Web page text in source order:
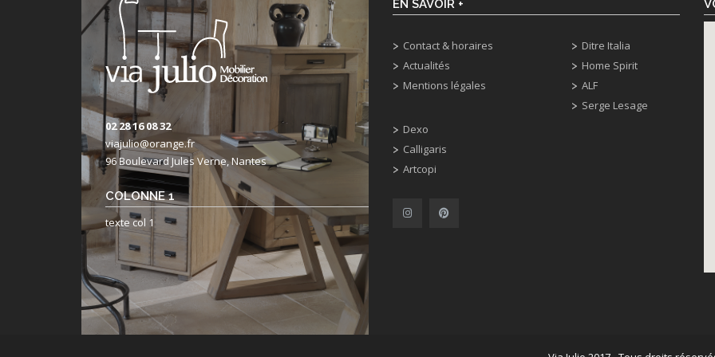
02 28 16 08 32
viajulio@orange.fr
96 Boulevard Jules Verne, Nantes
COLONNE 1
texte col 1
EN SAVOIR +
Contact & horaires
Actualités
Mentions légales
Dexo
Calligaris
Artcopi
Ditre Italia
Home Spirit
ALF
Serge Lesage